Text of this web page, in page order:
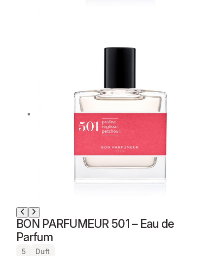
BON PARFUMEUR 501 – Eau de
Parfum
5 Duft